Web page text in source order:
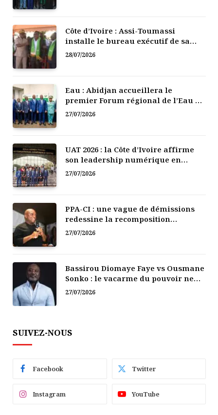
Côte d’Ivoire : Assi-Toumassi
installe le bureau exécutif de sa
mutuelle de développement
28/07/2026
Eau : Abidjan accueillera le
premier Forum régional de l’Eau de
l’Afrique de l’Ouest
27/07/2026
UAT 2026 : la Côte d’Ivoire affirme
son leadership numérique en
Afrique
27/07/2026
PPA-CI : une vague de démissions
redessine la recomposition
politique
27/07/2026
Bassirou Diomaye Faye vs Ousmane
Sonko : le vacarme du pouvoir ne
doit pas faire oublier les liens de la
Fraternité
27/07/2026
SUIVEZ-NOUS
Facebook Twitter
Instagram YouTube